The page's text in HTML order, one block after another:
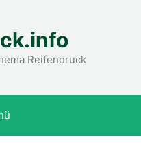
Reifendruck